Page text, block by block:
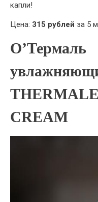
капли!
Цена: 315 рублей за 5
CREAM